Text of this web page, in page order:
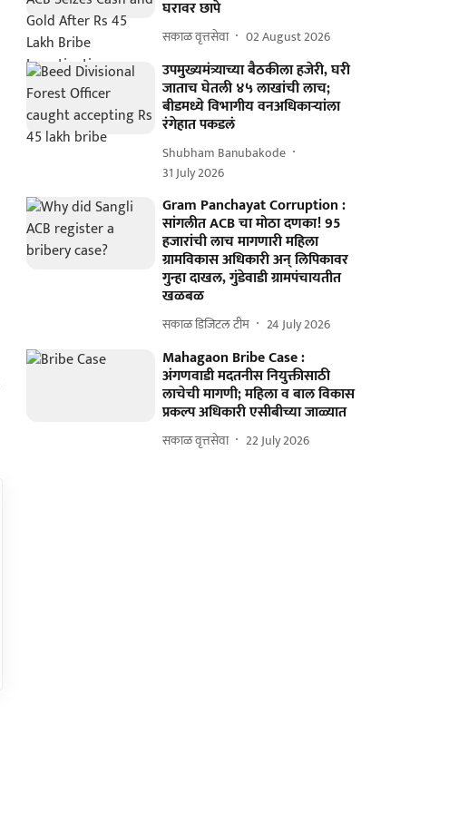
घरावर छापे
सकाळ वृत्तसेवा 02 August 2026
उपमुख्यमंत्र्याच्या बैठकीला हजेरी, घरी
जाताच घेतली ४५ लाखांची लाच;
बीडमध्ये विभागीय वनअधिकाऱ्यांला
रंगेहात पकडलं
Shubham Banubakode
31 July 2026
Gram Panchayat Corruption :
सांगलीत ACB चा मोठा दणका! 95
हजारांची लाच मागणारी महिला
ग्रामविकास अधिकारी अन् लिपिकावर
गुन्हा दाखल, गुंडेवाडी ग्रामपंचायतीत
खळबळ
सकाळ डिजिटल टीम 24 July 2026
Mahagaon Bribe Case :
अंगणवाडी मदतनीस नियुक्तीसाठी
लाचेची मागणी; महिला व बाल विकास
प्रकल्प अधिकारी एसीबीच्या जाळ्यात
सकाळ वृत्तसेवा 22 July 2026